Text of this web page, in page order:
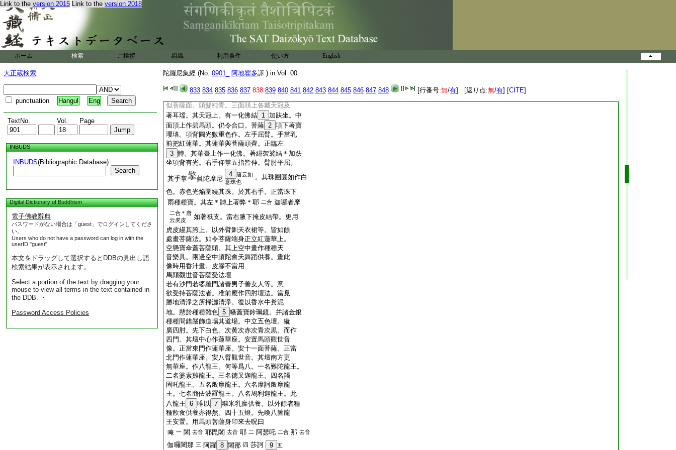
Link to the version 2015 Link to the version 2018
ホーム 検索 ご挨拶 組織 利用条件 使い方 English
大正蔵検索
punctuation Hangul Eng
TextNo. Vol. Page
INBUDS
INBUDS(Bibliographic Database)
Search
Digital Dictionary of Buddhism
電子佛教辭典
パスワードがない場合は「guest」でログインしてくださ
い。
Users who do not have a password can log in with the
userID "guest".
本文をドラッグして選択するとDDBの見出し語
検索結果が表示されます。
Select a portion of the text by dragging your
mouse to view all terms in the text contained in
the DDB. ・
Password Access Policies
陀羅尼集經 (No. 0901_ 阿地瞿多譯 ) in Vol. 00
833 834 835 836 837 838 839 840 841 842 843 844 845 846 847 848 [行番号:無/有] [返り点:無/有] [CITE]
一畫師最巧能者。勿 25 違其價。香湯＊洒浴著
新淨衣。與受八戒。日日如是。於清淨處作一
水壇。縱廣四肘 水壇之法
如餘部説 呪師護身結界畢
已。與彼護身。於其壇中。燒種種香散種種華
供養已訖。於此壇内畫作菩薩。其菩薩身。
長佛一 26 搩
長短正當
總有四面。中菩薩面極
令端正作慈悲顏。顏色赤白頭髮純青。左邊
一面作大瞋怒黒色之面。狗牙上出頭髮使
似菩薩面。頭髮純青。三面頭上各戴天冠及
著耳璫。其天冠上。有一化佛結 1 加趺坐。中
面頂上作碧馬頭。仍令合口。菩薩 2 項下著寶
瓔珞。項背圓光數重色作。左手屈臂。手當乳
前把紅蓮華。其蓮華與菩薩頭齊。正臨左
3 髆。其華臺上作一化佛。著緋袈裟結＊加趺
坐項背有光。右手仰掌五指皆伸。臂肘平屈。
其手掌 眞陀摩尼
4
唐云如
意珠也
。其珠團圓如作白
色。赤色光焔圍繞其珠。於其右手。正當珠下
雨種種寶。其左＊髆上著弊＊耶 二合 迦囉者摩
二合＊唐
云虎皮
如著祇支。當右腋下掩皮結帶。更用
虎皮縵其胯上。以外臂釧天衣裙等。皆如餘
處畫菩薩法。如令菩薩端身正立紅蓮華上。
空懸寶傘蓋菩薩頭。其上空中畫作種種天
音樂具。兩邊空中須陀會天舞蹈供養。畫此
像時用香汁畫。皮膠不當用
馬頭觀世音菩薩受法壇
若有沙門若婆羅門諸善男子善女人等。意
欲受持菩薩法者。准前應作四肘壇法。當覓
勝地清淨之所掃灑清淨。復以香水牛糞泥
地。懸於種種雜色 5 幡蓋寶鈴珮鏡。并諸金銀
種種間錯嚴飾道場其道場。中立五色壇。縱
廣四肘。先下白色。次黄次赤次青次黒。而作
四門。其壇中心作蓮華座。安置馬頭觀世音
像。正當東門作蓮華座。安十一面菩薩。正當
北門作蓮華座。安八臂觀世音。其壇南方更
無華座。作八龍王。何等爲八。一名難陀龍王。
二名婆素雞龍王。三名徳叉迦龍王。四名羯
固吒龍王。五名般摩龍王。六名摩訶般摩龍
王。七名商佉波羅龍王。八名鳩利迦龍王。此
八龍王 6 唯以 7 糠米乳糜供養。以外餘者種
種飮食供養亦得然。四十五燈。先喚八箇龍
王安置。用馬頭菩薩身印來去呪曰
唵 一 闍 去音 耶毘闍 去音 耶 二 阿瑟吒 二合 那 去音
伽囉闍那 三 阿羅 8 闍那 四 莎訶 9 五